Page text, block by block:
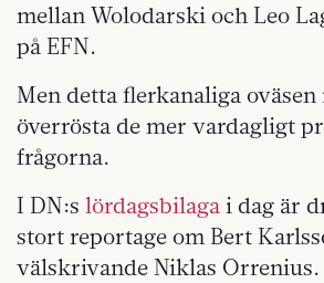
mellan Wolodarski och Leo
på EFN.
Men detta flerkanaliga
överrösta de mer vardagligt
frågorna.
I DN:s lördagsbilaga i dag är
stort reportage om Bert
välskrivande Niklas